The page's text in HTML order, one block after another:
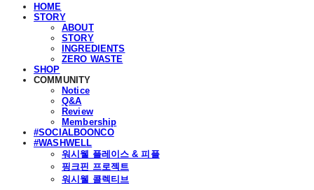
HOME
STORY
ABOUT
STORY
INGREDIENTS
ZERO WASTE
SHOP
COMMUNITY
Notice
Q&A
Review
Membership
#SOCIALBOONCO
#WASHWELL
워시웰 플레이스 & 피플
핑크핀 프로젝트
워시웰 콜렉티브